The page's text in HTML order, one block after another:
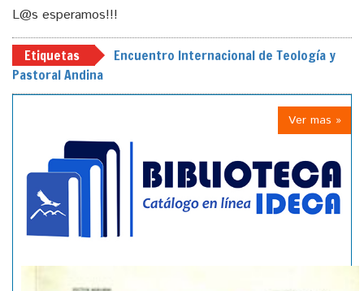
L@s esperamos!!!
Etiquetas
Encuentro Internacional de Teología y
Pastoral Andina
Ver mas »